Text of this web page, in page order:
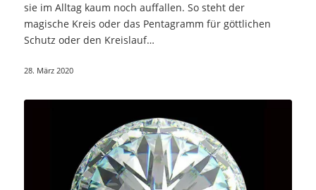
sie im Alltag kaum noch auffallen. So steht der
magische Kreis oder das Pentagramm für göttlichen
Schutz oder den Kreislauf…
28. März 2020